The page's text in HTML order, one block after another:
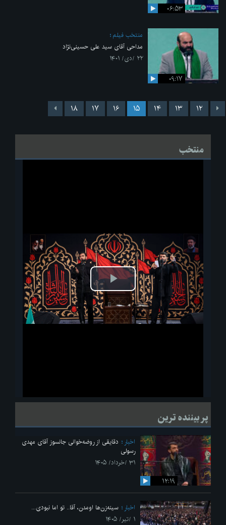
۰۶:۵۳
۰۹:۱۷
منتخب فیلم
مداحی آقای سید علی حسینی‌نژاد
۲۲ /دی/ ۱۴۰۱
۱۲ ۱۳ ۱۴ ۱۵ ۱۶ ۱۷ ۱۸
منتخب
پخش
ویدیو
لحظاتی از قرائت زیارت اربعین امام حسین(ع) در مراسم عزاداری هیئات
پر بیننده ترین
۱۲:۱۹
اخبار
دقایقی از روضه‌خوانی جانسوز آقای مهدی
رسولی
۳۱ /خرداد/ ۱۴۰۵
اخبار
سینه‌زن‌ها اومدن،‌ آقا.. تو اما نبودی...
۱ /تیر/ ۱۴۰۵